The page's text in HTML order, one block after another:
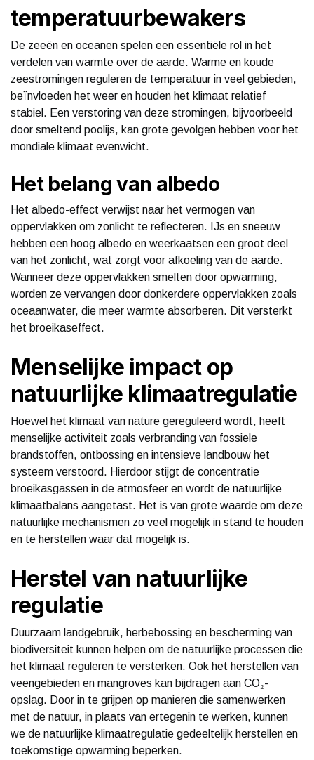
temperatuurbewakers
De zeeën en oceanen spelen een essentiële rol in het
verdelen van warmte over de aarde. Warme en koude
zeestromingen reguleren de temperatuur in veel gebieden,
beïnvloeden het weer en houden het klimaat relatief
stabiel. Een verstoring van deze stromingen, bijvoorbeeld
door smeltend poolijs, kan grote gevolgen hebben voor het
mondiale klimaat evenwicht.
Het belang van albedo
Het albedo-effect verwijst naar het vermogen van
oppervlakken om zonlicht te reflecteren. IJs en sneeuw
hebben een hoog albedo en weerkaatsen een groot deel
van het zonlicht, wat zorgt voor afkoeling van de aarde.
Wanneer deze oppervlakken smelten door opwarming,
worden ze vervangen door donkerdere oppervlakken zoals
oceaanwater, die meer warmte absorberen. Dit versterkt
het broeikaseffect.
Menselijke impact op
natuurlijke klimaatregulatie
Hoewel het klimaat van nature gereguleerd wordt, heeft
menselijke activiteit zoals verbranding van fossiele
brandstoffen, ontbossing en intensieve landbouw het
systeem verstoord. Hierdoor stijgt de concentratie
broeikasgassen in de atmosfeer en wordt de natuurlijke
klimaatbalans aangetast. Het is van grote waarde om deze
natuurlijke mechanismen zo veel mogelijk in stand te houden
en te herstellen waar dat mogelijk is.
Herstel van natuurlijke
regulatie
Duurzaam landgebruik, herbebossing en bescherming van
biodiversiteit kunnen helpen om de natuurlijke processen die
het klimaat reguleren te versterken. Ook het herstellen van
veengebieden en mangroves kan bijdragen aan CO₂-
opslag. Door in te grijpen op manieren die samenwerken
met de natuur, in plaats van ertegenin te werken, kunnen
we de natuurlijke klimaatregulatie gedeeltelijk herstellen en
toekomstige opwarming beperken.